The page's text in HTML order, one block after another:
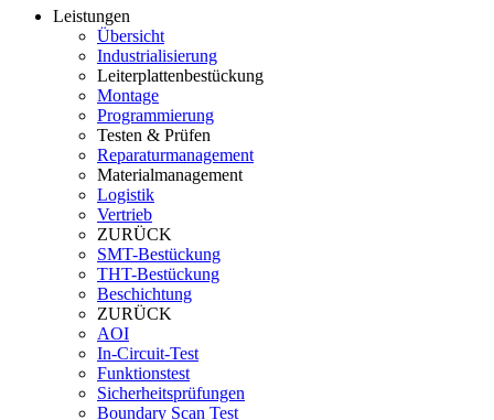
Leistungen
Übersicht
Industrialisierung
Leiterplattenbestückung
Montage
Programmierung
Testen & Prüfen
Reparaturmanagement
Materialmanagement
Logistik
Vertrieb
ZURÜCK
SMT-Bestückung
THT-Bestückung
Beschichtung
ZURÜCK
AOI
In-Circuit-Test
Funktionstest
Sicherheitsprüfungen
Boundary Scan Test